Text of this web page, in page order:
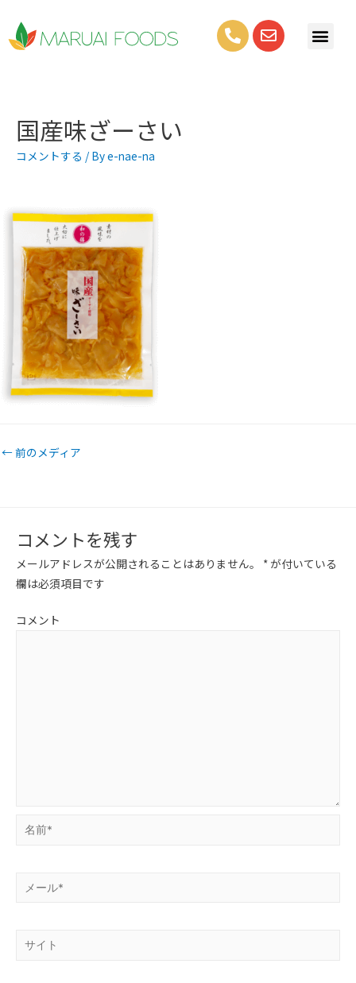
国産味ざーさい
コメントする / Bye-nae-na
←前のメディア
コメントを残す
メールアドレスが公開されることはありません。 * が付いている
欄は必須項目です
コメント